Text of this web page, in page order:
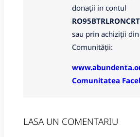
donații in contul
sau prin achiziții
Comunității:
Comunitatea
LASA UN COMENTARIU